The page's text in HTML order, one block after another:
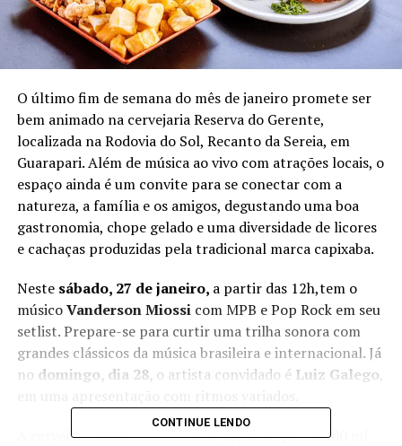
O último fim de semana do mês de janeiro promete ser
bem animado na cervejaria Reserva do Gerente,
localizada na Rodovia do Sol, Recanto da Sereia, em
Guarapari. Além de música ao vivo com atrações locais, o
espaço ainda é um convite para se conectar com a
natureza, a família e os amigos, degustando uma boa
gastronomia, chope gelado e uma diversidade de licores
e cachaças produzidas pela tradicional marca capixaba.
Nestesábado, 27 de janeiro, a partir das 12h,tem o
músicoVanderson Miossi com MPB e Pop Rock em seu
setlist. Prepare-se para curtir uma trilha sonora com
grandes clássicos da música brasileira e internacional. Já
no domingo, dia 28, o artista convidado é Luiz Galego,
A cervejaria ainda oferece dose dupla de pilsen 300 ml
CONTINUE LENDO